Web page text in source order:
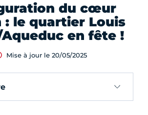
du cœur
: le quartier Louis
en fête !
Mise à jour le 20/05/2025